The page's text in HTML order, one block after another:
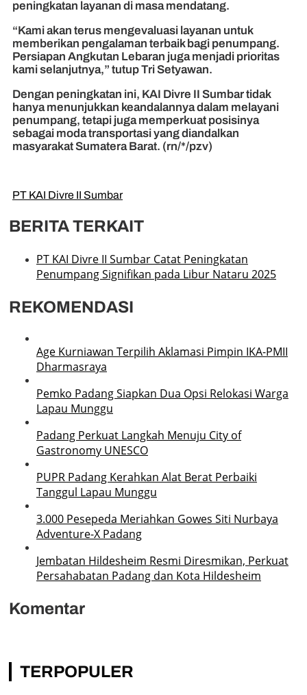
peningkatan layanan di masa mendatang.
“Kami akan terus mengevaluasi layanan untuk
memberikan pengalaman terbaik bagi penumpang.
Persiapan Angkutan Lebaran juga menjadi prioritas
kami selanjutnya,” tutup Tri Setyawan.
Dengan peningkatan ini, KAI Divre II Sumbar tidak
hanya menunjukkan keandalannya dalam melayani
penumpang, tetapi juga memperkuat posisinya
sebagai moda transportasi yang diandalkan
masyarakat Sumatera Barat. (rn/*/pzv)
PT KAI Divre II Sumbar
BERITA TERKAIT
PT KAI Divre II Sumbar Catat Peningkatan
Penumpang Signifikan pada Libur Nataru 2025
REKOMENDASI
Age Kurniawan Terpilih Aklamasi Pimpin IKA-PMII
Dharmasraya
Pemko Padang Siapkan Dua Opsi Relokasi Warga
Lapau Munggu
Padang Perkuat Langkah Menuju City of
Gastronomy UNESCO
PUPR Padang Kerahkan Alat Berat Perbaiki
Tanggul Lapau Munggu
3.000 Pesepeda Meriahkan Gowes Siti Nurbaya
Adventure-X Padang
Jembatan Hildesheim Resmi Diresmikan, Perkuat
Persahabatan Padang dan Kota Hildesheim
Komentar
TERPOPULER